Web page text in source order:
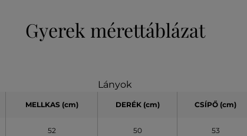
Gyerek mérettáblázat
Lányok
MELLKAS(cm) DERÉK (cm) CSÍPŐ (cm)
52 50 53